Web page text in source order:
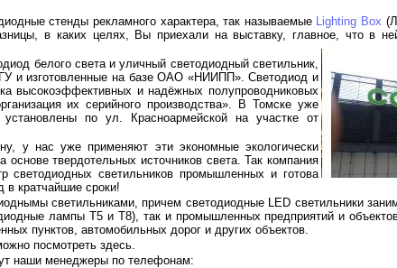
стенды рекламного характера, так называемые Lighting Box
в каких целях, Вы приехали на выставку, главное, что в
белого света и уличный светодиодный светильник,
и изготовленные на базе ОАО «НИИПП». Светодиод и
высокоэффективных и надёжных полупроводниковых
их серийного производства». В Томске уже
по ул. Красноармейской на участке от
у нас уже применяют эти экономные экологически
твердотельных источников света. Так компания
светодиодных светильников промышленных и готова
в кратчайшие сроки!
светильниками, причем светодиодные LED светильники
лампы Т5 и Т8), так и промышленных предприятий и
пунктов, автомобильных дорог и других объектов.
посмотреть здесь.
наши менеджеры по телефонам: